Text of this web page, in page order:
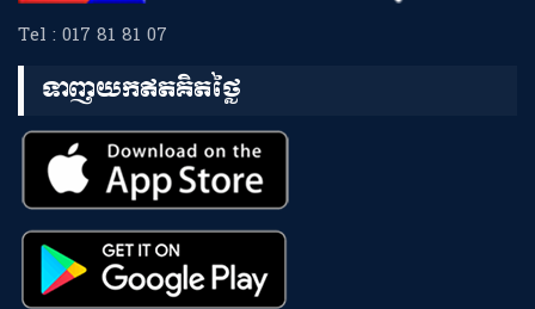
Tel : 017 81 81 07
ទាញយកឥតគិតថ្លៃ